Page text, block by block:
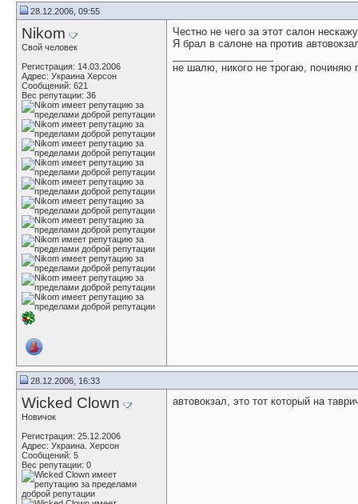
28.12.2006, 09:55
Nikom
Свой человек
Регистрация: 14.03.2006
Адрес: Украина Херсон
Сообщений: 621
Вес репутации: 36
Честно не чего за этот салон
Я брал в салоне на против
не шалю, никого не трогаю, починяю
28.12.2006, 16:33
Wicked Clown
Новичок
Регистрация: 25.12.2006
Адрес: Украина. Херсон
Сообщений: 5
Вес репутации: 0
автовокзал, это тот который на